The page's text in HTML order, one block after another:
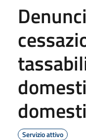
Servizio attivo